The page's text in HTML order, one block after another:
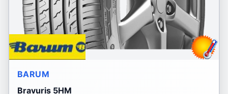
BARUM
Bravuris 5HM